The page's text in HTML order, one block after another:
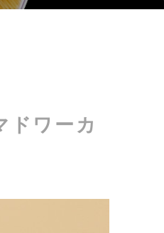
ドワーカ